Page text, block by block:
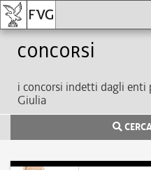
Concorsi
i concorsi indetti dagli enti
Giulia